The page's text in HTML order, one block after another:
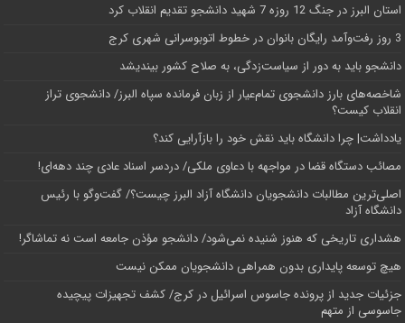
استان البرز در جنگ 12 روزه 7 شهید دانشجو تقدیم انقلاب کرد
3 روز رفت‌وآمد رایگان بانوان در خطوط اتوبوسرانی شهری کرج
دانشجو باید به دور از سیاست‌زدگی، به صلاح کشور بیندیشد
شاخصه‌های بارز دانشجوی تمام‌عیار از زبان فرمانده سپاه البرز/ دانشجوی تراز
انقلاب کیست؟
یادداشت| چرا دانشگاه باید نقش خود را بازآرایی کند؟
مصائب دستگاه قضا در مواجهه با دعاوی ملکی/ دردسر اسناد عادی چند‌ دهه‌ای!
اصلی‌ترین مطالبات دانشجویان دانشگاه آزاد البرز چیست؟/ گفت‌وگو با رئیس
دانشگاه آز‌اد
هشداری تاریخی که هنوز شنیده نمی‌شود/ دانشجو مؤذن جامعه است نه تماشاگر!
هیچ توسعه پایداری بدون همراهی دانشجویان ممکن نیست
جزئیات جدید از پرونده جاسوس اسرائیل در کرج/‌ کشف تجهیزات پیچیده
جاسوسی از متهم